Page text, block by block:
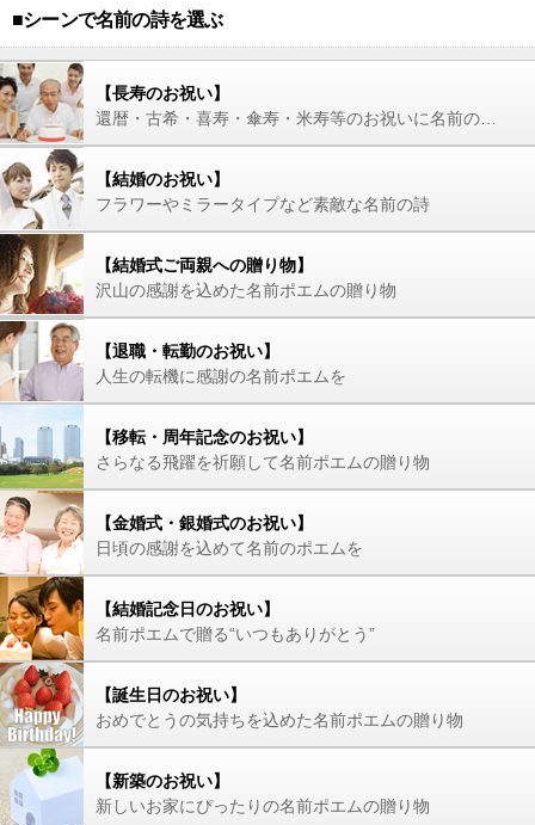
■シーンで名前の詩を選ぶ
【長寿のお祝い】
【結婚のお祝い】
フラワーやミラータイプなど素敵な名前の詩
【結婚式ご両親への贈り物】
沢山の感謝を込めた名前ポエムの贈り物
【退職・転勤のお祝い】
人生の転機に感謝の名前ポエムを
【移転・周年記念のお祝い】
さらなる飛躍を祈願して名前ポエムの贈り物
【金婚式・銀婚式のお祝い】
日頃の感謝を込めて名前のポエムを
【結婚記念日のお祝い】
名前ポエムで贈る“いつもありがとう”
【誕生日のお祝い】
おめでとうの気持ちを込めた名前ポエムの贈り物
【新築のお祝い】
新しいお家にぴったりの名前ポエムの贈り物